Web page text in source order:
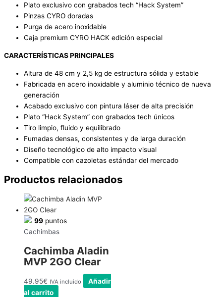
Plato exclusivo con grabados tech “Hack System”
Pinzas CYRO doradas
Purga de acero inoxidable
Caja premium CYRO HACK edición especial
CARACTERÍSTICAS PRINCIPALES
Altura de 48 cm y 2,5 kg de estructura sólida y estable
Fabricada en acero inoxidable y aluminio técnico de nueva
generación
Acabado exclusivo con pintura láser de alta precisión
Plato “Hack System” con grabados tech únicos
Tiro limpio, fluido y equilibrado
Fumadas densas, consistentes y de larga duración
Diseño tecnológico de alto impacto visual
Compatible con cazoletas estándar del mercado
Productos relacionados
99 puntos
Cachimbas
Cachimba Aladin
MVP 2GO Clear
49.95€ IVA incluido
Añadir
al carrito